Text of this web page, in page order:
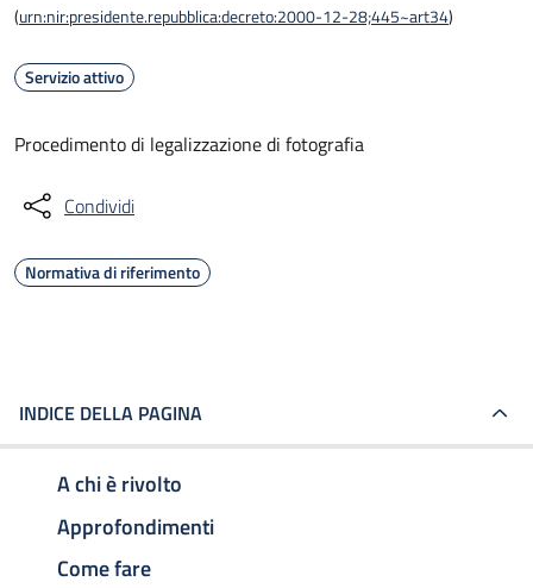
(urn:nir:presidente.repubblica:decreto:2000-12-28;445~art34)
Servizio attivo
Procedimento di legalizzazione di fotografia
Condividi
Normativa di riferimento
INDICE DELLA PAGINA
A chi è rivolto
Approfondimenti
Come fare